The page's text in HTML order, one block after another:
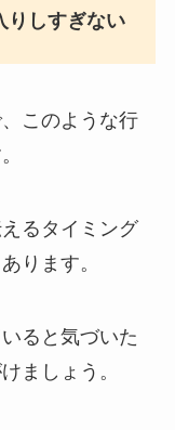
りしすぎない
このような行
るタイミング
ります。
ると気づいた
ましょう。